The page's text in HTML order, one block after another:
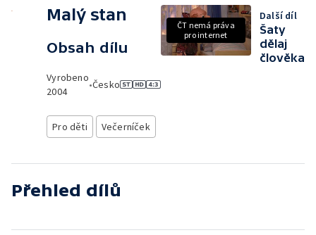
Malý stan
Obsah dílu
Vyrobeno
2004
•Česko
Pro děti Večerníček
ČT nemá práva
pro internet
Další díl
Šaty
dělaj
člověka
Přehled dílů